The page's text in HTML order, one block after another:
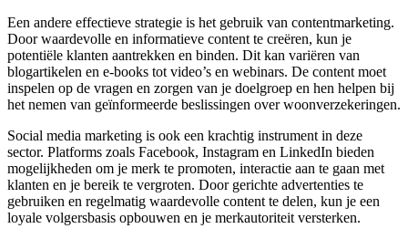
Een andere effectieve strategie is het gebruik van contentmarketing.
Door waardevolle en informatieve content te creëren, kun je
potentiële klanten aantrekken en binden. Dit kan variëren van
blogartikelen en e-books tot video’s en webinars. De content moet
inspelen op de vragen en zorgen van je doelgroep en hen helpen bij
het nemen van geïnformeerde beslissingen over woonverzekeringen.
Social media marketing is ook een krachtig instrument in deze
sector. Platforms zoals Facebook, Instagram en LinkedIn bieden
mogelijkheden om je merk te promoten, interactie aan te gaan met
klanten en je bereik te vergroten. Door gerichte advertenties te
gebruiken en regelmatig waardevolle content te delen, kun je een
loyale volgersbasis opbouwen en je merkautoriteit versterken.